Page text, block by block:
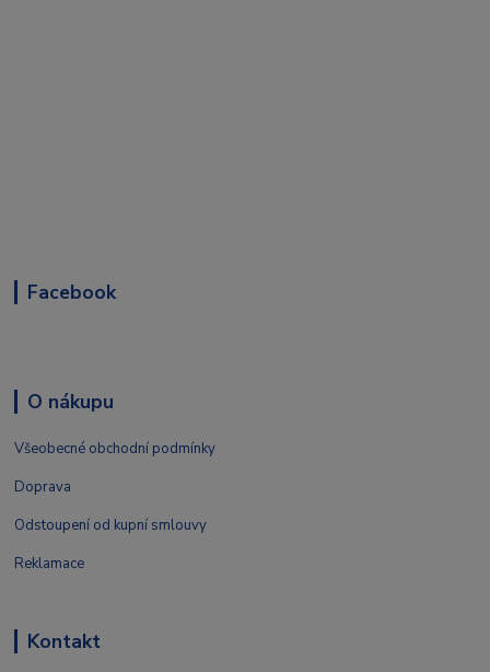
Facebook
O nákupu
Všeobecné obchodní podmínky
Doprava
Odstoupení od kupní smlouvy
Reklamace
Kontakt